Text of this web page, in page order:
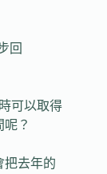
回
可以取得
？
把去年的